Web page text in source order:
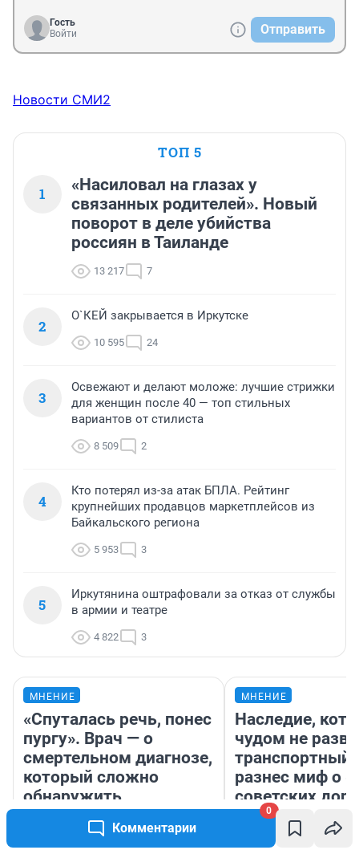
Комментарии
0
Гость
Войти
Отправить
Новости СМИ2
ТОП 5
1
«Насиловал на глазах у
связанных родителей». Новый
поворот в деле убийства
россиян в Таиланде
13 217 7
2
О`КЕЙ закрывается в Иркутске
10 595 24
3
Освежают и делают моложе: лучшие стрижки
для женщин после 40 — топ стильных
вариантов от стилиста
8 509 2
4
Кто потерял из-за атак БПЛА. Рейтинг
крупнейших продавцов маркетплейсов из
Байкальского региона
5 953 3
5
Иркутянина оштрафовали за отказ от службы
в армии и театре
4 822 3
МНЕНИЕ
«Спуталась речь, понес
пургу». Врач — о
смертельном диагнозе,
который сложно
обнаружить
МНЕНИЕ
Наследие,
чудом не
транспортный
разнес миф о
советских